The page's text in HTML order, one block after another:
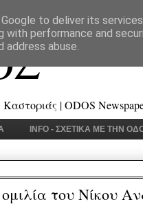
| ODOS
INFO - ΣΧΕΤΙΚΑ ΜΕ ΤΗΝ
ομιλία του Νίκου
to deliver its
with performance and
abuse.